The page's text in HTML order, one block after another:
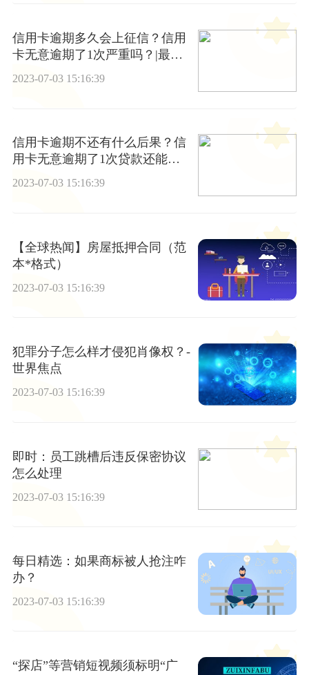
信用卡逾期多久会上征信？信用
卡无意逾期了1次严重吗？|最资
讯
2023-07-03 15:16:39
信用卡逾期不还有什么后果？信
用卡无意逾期了1次贷款还能过
吗？
2023-07-03 15:16:39
【全球热闻】房屋抵押合同（范
本*格式）
2023-07-03 15:16:39
犯罪分子怎么样才侵犯肖像权？-
世界焦点
2023-07-03 15:16:39
即时：员工跳槽后违反保密协议
怎么处理
2023-07-03 15:16:39
每日精选：如果商标被人抢注咋
办？
2023-07-03 15:16:39
“探店”等营销短视频须标明“广